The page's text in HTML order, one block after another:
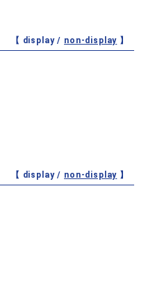
【 display / non-display 】
【 display / non-display 】